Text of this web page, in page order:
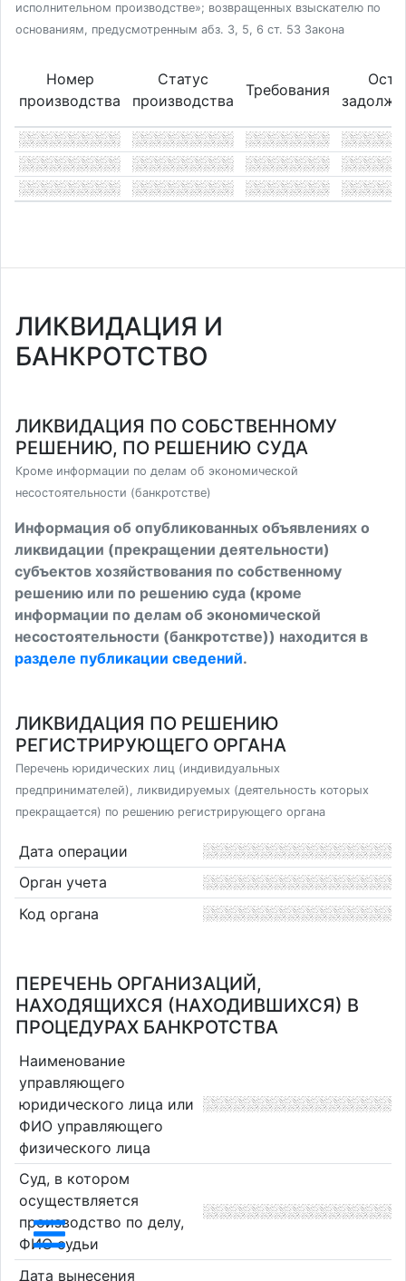
исполнительном производстве»; возвращенных взыскателю по
основаниям, предусмотренным абз. 3, 5, 6 ст. 53 Закона
Номер
производства
Статус
производства
Требования
ЛИКВИДАЦИЯ И
БАНКРОТСТВО
ЛИКВИДАЦИЯ ПО СОБСТВЕННОМУ
РЕШЕНИЮ, ПО РЕШЕНИЮ СУДА
Кроме информации по делам об экономической
несостоятельности (банкротстве)
Информация об опубликованных объявлениях о
ликвидации (прекращении деятельности)
субъектов хозяйствования по собственному
решению или по решению суда (кроме
информации по делам об экономической
несостоятельности (банкротстве)) находится в
разделе публикации сведений.
ЛИКВИДАЦИЯ ПО РЕШЕНИЮ
РЕГИСТРИРУЮЩЕГО ОРГАНА
Перечень юридических лиц (индивидуальных
предпринимателей), ликвидируемых (деятельность которых
прекращается) по решению регистрирующего органа
Дата операции
Орган учета
Код органа
ПЕРЕЧЕНЬ ОРГАНИЗАЦИЙ,
НАХОДЯЩИХСЯ (НАХОДИВШИХСЯ) В
ПРОЦЕДУРАХ БАНКРОТСТВА
Наименование
управляющего
юридического лица или
ФИО управляющего
физического лица
Суд, в котором
осуществляется
производство по делу,
ФИО судьи
Дата вынесения